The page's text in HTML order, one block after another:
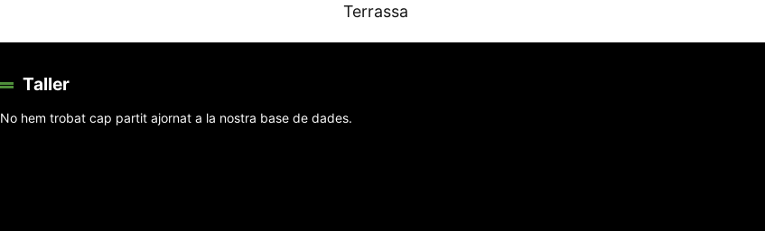
Terrassa
Taller
No hem trobat cap partit ajornat a la nostra base de dades.